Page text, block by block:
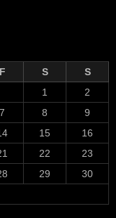
F S
S
1
2
7 8
9
15
16
22
23
29
30